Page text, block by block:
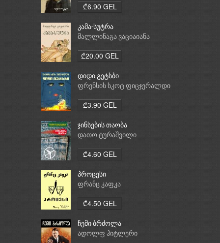
₾6.90 GEL
კამა-სუტრა
მალლინაგა ვაციაიანა
₾20.00 GEL
დიდი გეტსბი
ფრენსის სკოტ ფიცჯერალდი
₾3.90 GEL
ჯინსების თაობა
დათო ტურაშვილი
₾4.60 GEL
პროცესი
ფრანც კაფკა
₾4.50 GEL
ჩემი ბრძოლა
ადოლფ ჰიტლერი